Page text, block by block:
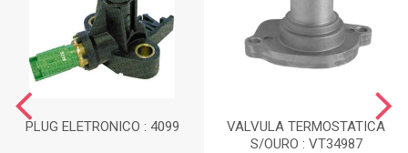
PLUG ELETRONICO : 4099
VALVULA TERMOSTATICA
S/OURO : VT34987